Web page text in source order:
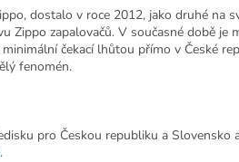
dostalo v roce 2012, jako druhé na
Zippo zapalovačů. V současné době je
čekací lhůtou přímo v České
fenomén.
pro Českou republiku a Slovensko
.